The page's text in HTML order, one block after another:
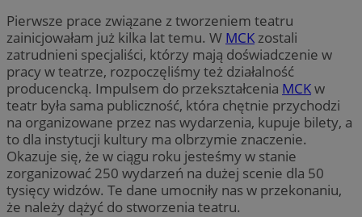
Pierwsze prace związane z tworzeniem teatru
zainicjowałam już kilka lat temu. W MCKzostali
zatrudnieni specjaliści, którzy mają doświadczenie w
pracy w teatrze, rozpoczęliśmy też działalność
producencką. Impulsem do przekształcenia MCKw
teatr była sama publiczność, która chętnie przychodzi
na organizowane przez nas wydarzenia, kupuje bilety, a
to dla instytucji kultury ma olbrzymie znaczenie.
Okazuje się, że w ciągu roku jesteśmy w stanie
zorganizować 250 wydarzeń na dużej scenie dla 50
tysięcy widzów. Te dane umocniły nas w przekonaniu,
że należy dążyć do stworzenia teatru.